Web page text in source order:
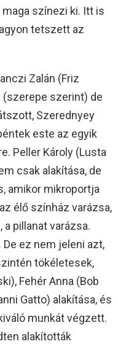
színezi ki. Itt is
tetszett az
Zalán (Friz
(szerepe szerint) de
Szerednyey
este az egyik
Peller Károly (Lusta
csak alakítása, de
amikor mikroportja
élő színház varázsa,
pillanat varázsa.
ez nem jeleni azt,
tökéletesek,
Fehér Anna (Bob
Gatto) alakítása, és
munkát végzett.
alakították